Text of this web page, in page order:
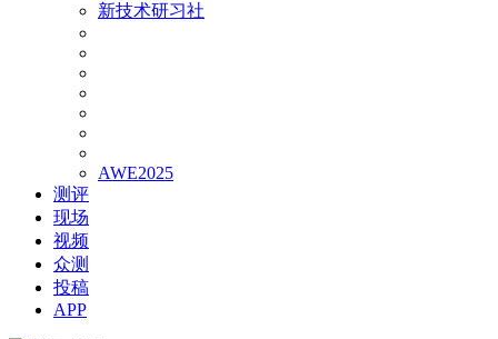
新技术研习社
AWE2025
测评
现场
视频
众测
投稿
APP